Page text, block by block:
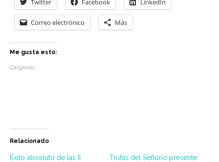
Correo electrónico Más
Me gusta esto:
Cargando...
Relacionado
Éxito absoluto de las II
Trufas del Señorío presente